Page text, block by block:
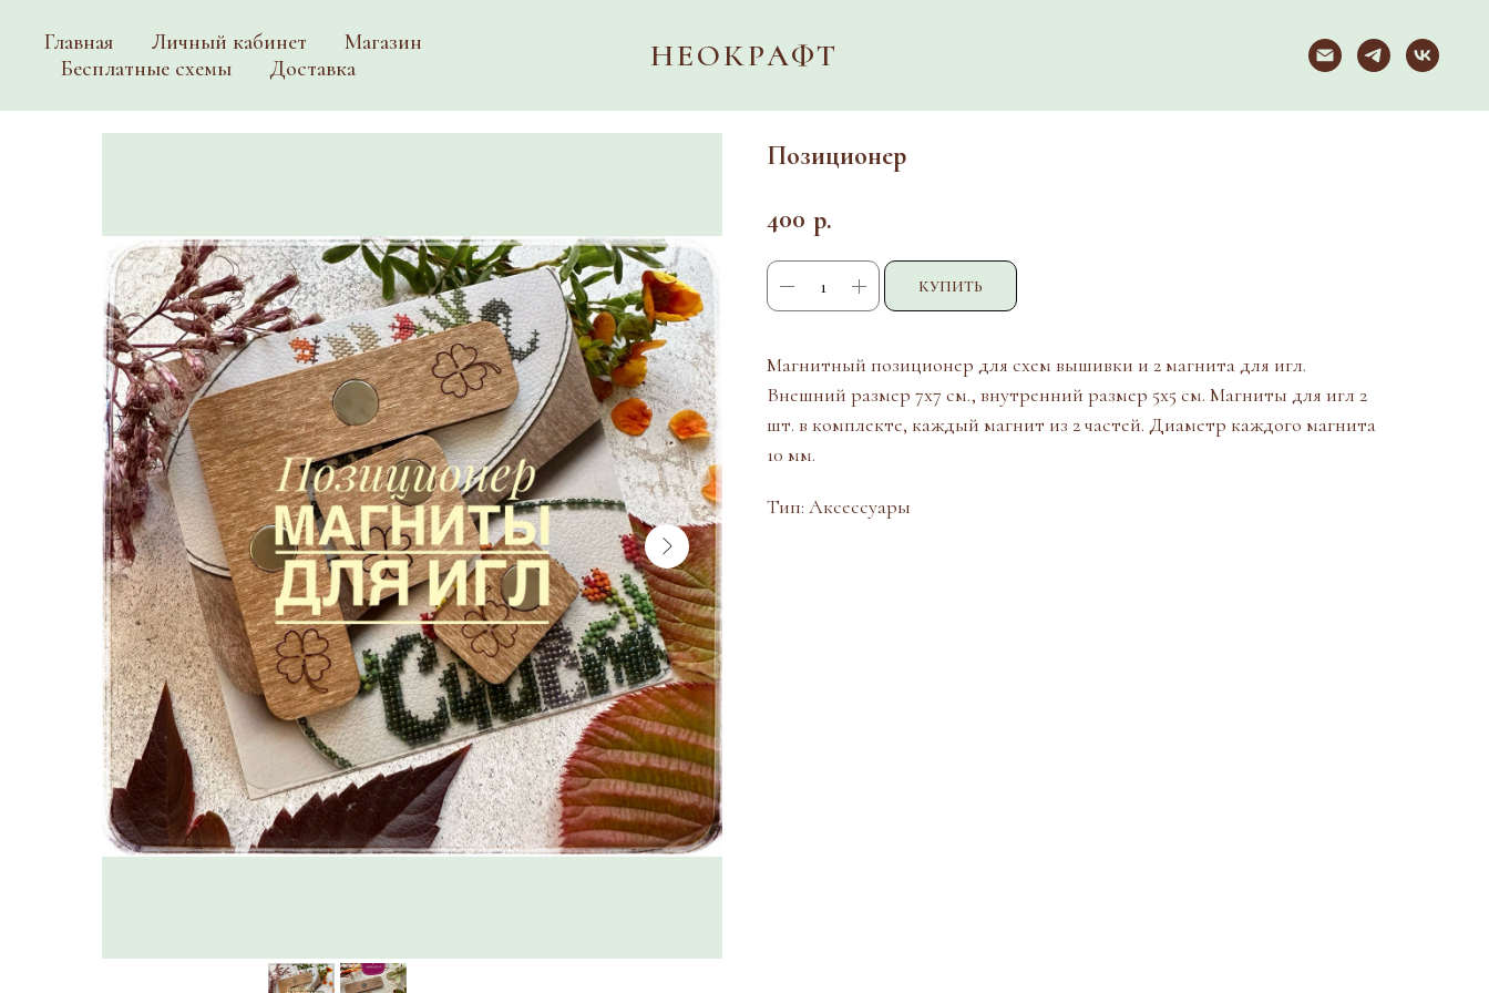
НЕОКРАФТ
Главная Личный кабинет
Магазин
Бесплатные схемы
Доставка
Позиционер
400 р.
КУПИТЬ
Магнитный позиционер для схем вышивки и 2 магнита для игл.
Внешний размер 7х7 см., внутренний размер 5х5 см. Магниты для игл 2
шт. в комплекте, каждый магнит из 2 частей. Диаметр каждого магнита
10 мм.
Тип: Аксессуары